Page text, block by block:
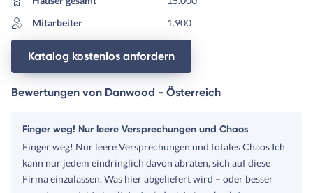
Mitarbeiter
1.900
Katalog kostenlos anfordern
Bewertungen von Danwood - Österreich
Finger weg! Nur leere Versprechungen und Chaos
Finger weg! Nur leere Versprechungen und totales Chaos Ich
kann nur jedem eindringlich davon abraten, sich auf diese
Firma einzulassen. Was hier abgeliefert wird – oder besser